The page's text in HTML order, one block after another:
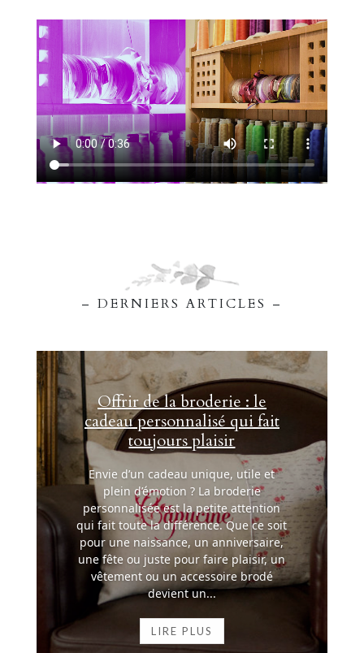
– DERNIERS ARTICLES –
Offrir de la broderie : le
cadeau personnalisé qui fait
toujours plaisir
Envie d’un cadeau unique, utile et
plein d’émotion ? La broderie
personnalisée est la petite attention
qui fait toute la différence. Que ce soit
pour une naissance, un anniversaire,
une fête ou juste pour faire plaisir, un
vêtement ou un accessoire brodé
devient un...
LIRE PLUS